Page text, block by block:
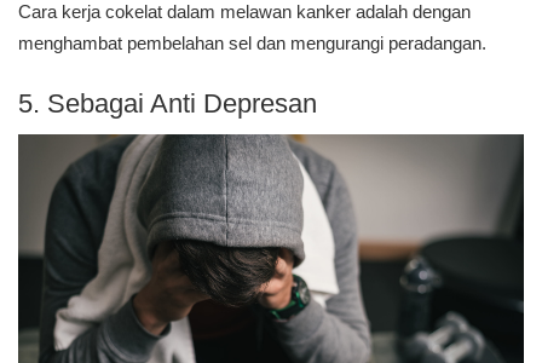
Cara kerja cokelat dalam melawan kanker adalah dengan
menghambat pembelahan sel dan mengurangi peradangan.
5. Sebagai Anti Depresan